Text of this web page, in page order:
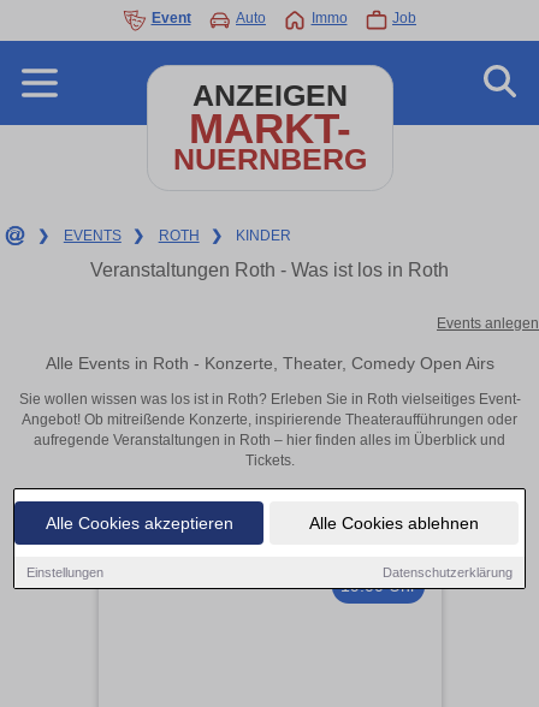
Alle Cookies akzeptieren Alle Cookies ablehnen
Einstellungen Datenschutzerklärung
Event Auto Immo Job
ANZEIGEN
MARKT-
NUERNBERG
❯ EVENTS ❯ ROTH ❯ KINDER
Veranstaltungen Roth - Was ist los in Roth
Events anlegen
Alle Events in Roth - Konzerte, Theater, Comedy Open Airs
Sie wollen wissen was los ist in Roth? Erleben Sie in Roth vielseitiges Event-
Angebot! Ob mitreißende Konzerte, inspirierende Theateraufführungen oder
aufregende Veranstaltungen in Roth – hier finden alles im Überblick und
Tickets.
19:00 Uhr